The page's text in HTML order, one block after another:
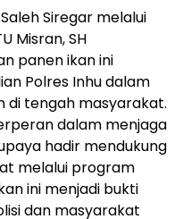
Siregar melalui
Misran, SH
panen ikan ini
Polres Inhu dalam
di tengah masyarakat.
dalam menjaga
hadir mendukung
melalui program
ini menjadi bukti
dan masyarakat